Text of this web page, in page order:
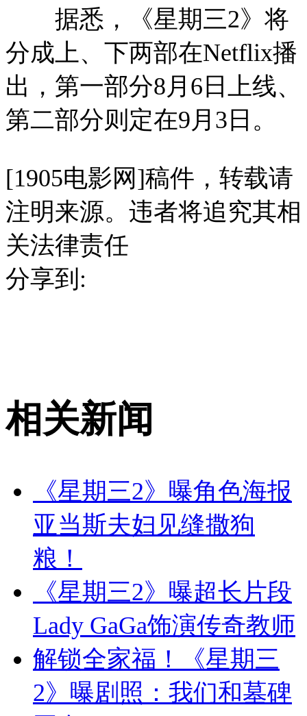
据悉，《星期三2》将
分成上、下两部在Netflix播
出，第一部分8月6日上线、
第二部分则定在9月3日。
[1905电影网]稿件，转载请
注明来源。违者将追究其相
关法律责任
分享到:
相关新闻
《星期三2》曝角色海报
亚当斯夫妇见缝撒狗
粮！
《星期三2》曝超长片段
Lady GaGa饰演传奇教师
解锁全家福！《星期三
2》曝剧照：我们和墓碑